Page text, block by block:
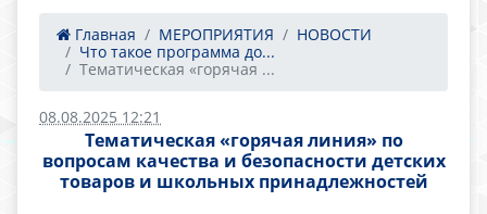
Главная МЕРОПРИЯТИЯ
НОВОСТИ
Что такое программа до...
Тематическая «горячая ...
08.08.2025 12:21
Тематическая «горячая линия» по
вопросам качества и безопасности детских
товаров и школьных принадлежностей